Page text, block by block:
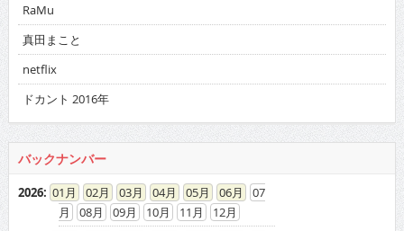
RaMu
真田まこと
netflix
ドカント 2016年
バックナンバー
2026: 01 02 03 04 05 06
07
08
09 10 11
12